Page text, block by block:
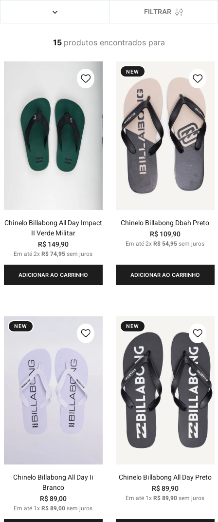
FILTRAR
15 produtos
Chinelo Billabong All Day Impact
II Verde Militar
R$ 149,90
Em até2xR$74,95sem juros
ADICIONAR AO CARRINHO
NEW
Chinelo Billabong Dbah Preto
R$ 109,90
Em até2xR$ 54,95sem juros
ADICIONAR AO CARRINHO
NEW
Chinelo Billabong All Day Ii
Branco
R$89,00
Em até 1xR$89,00sem juros
NEW
Chinelo Billabong All Day Preto
R$89,90
Em até 1xR$89,90sem juros
4º
boné
bermuda
º biquini